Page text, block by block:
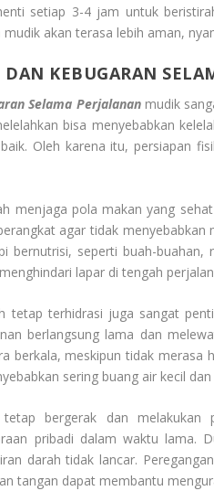
setiap 3-4 jam untuk
akan terasa lebih aman,
KEBUGARAN
Selama Perjalananmudik
bisa menyebabkan
Oleh karena itu, persiapan
menjaga pola makan yang
agar tidak menyebabkan
bernutrisi, seperti buah-
lapar di tengah
tetap terhidrasi juga sangat
berlangsung lama dan
berkala, meskipun tidak merasa
sering buang air kecil
bergerak dan melakukan
pribadi dalam waktu lama.
darah tidak lancar.
tangan dapat membantu